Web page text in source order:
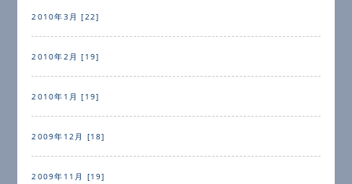
2010年3月 [22]
2010年2月 [19]
2010年1月 [19]
2009年12月 [18]
2009年11月 [19]